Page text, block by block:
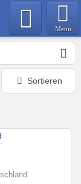
Menu
Sortieren